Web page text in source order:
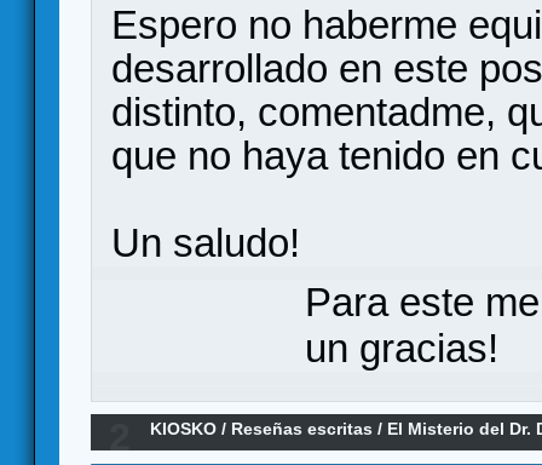
Espero no haberme
desarrollado en este
distinto, comentadme,
que no haya tenido en
Un saludo!
Para este
un gracias!
KIOSKO / Reseñas escritas / El Misterio del Dr.